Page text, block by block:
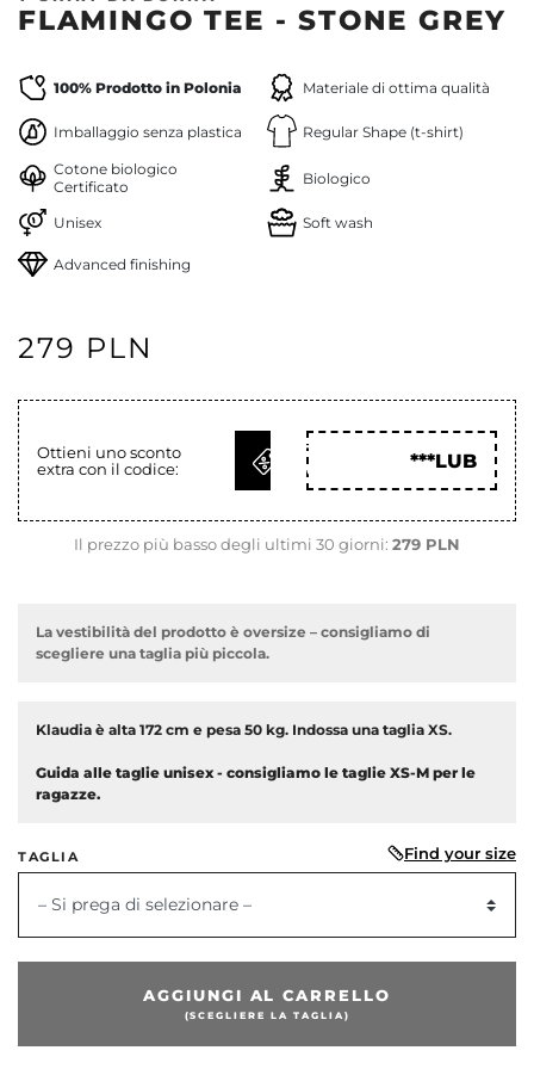
FLAMINGO TEE - STONE GREY
100% Prodotto in Polonia Materiale di ottima qualità
Imballaggio senza plastica Regular Shape (t-shirt)
Cotone biologico
Certificato
Biologico
Unisex Soft wash
Advanced finishing
279 PLN
Ottieni uno sconto
extra con il codice:
OTTIENI
COD
***LUB
Il prezzo più basso degli ultimi 30 giorni: 279 PLN
La vestibilità del prodotto è oversize – consigliamo di
scegliere una taglia più piccola.
Klaudia è alta 172 cm e pesa 50 kg. Indossa una taglia XS.
Guida alle taglie unisex - consigliamo le taglie XS-M per le
ragazze.
TAGLIA Find your size
– Si prega di selezionare –
AGGIUNGI AL CARRELLO
(SCEGLIERE LA TAGLIA)